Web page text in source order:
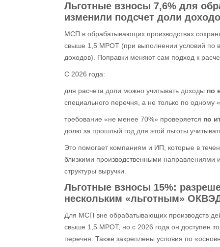
Льготные взносы 7,6% для
изменили подсчет доли
МСП в обрабатывающих производствах
свыше 1,5 МРОТ (при выполнении условий по
доходов). Поправки меняют сам подход к
С 2026 года:
для расчета доли можно учитывать доходы по
специального перечня, а не только по одному
требование «не менее 70%» проверяется по
долю за прошлый год для этой льготы
Это помогает компаниям и ИП, которые в
близкими производственными направлениями
структуры выручки.
Льготные взносы 15%:
нескольким «льготным»
Для МСП вне обрабатывающих производств
свыше 1,5 МРОТ, но с 2026 года он доступен
перечня. Также закреплены условия по